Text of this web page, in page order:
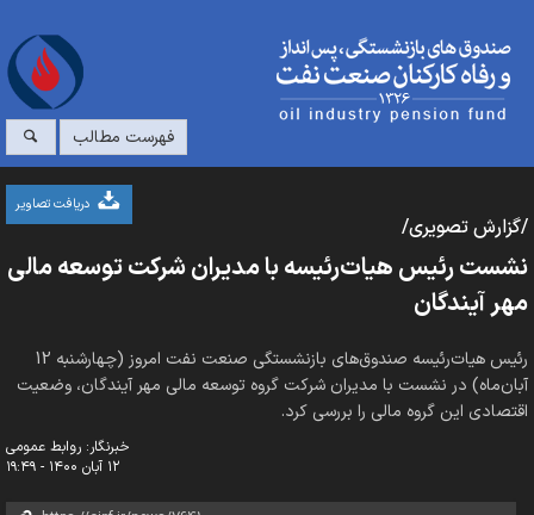
فهرست مطالب
دریافت تصاویر
/گزارش تصویری/
نشست رئیس هیات‌رئیسه با مدیران شرکت توسعه مالی
مهر آیندگان
رئیس هیات‌رئیسه صندوق‌های بازنشستگی صنعت نفت امروز (چهارشنبه 12
آبان‌ماه) در نشست با مدیران شرکت گروه توسعه مالی مهر آیندگان، وضعیت
اقتصادی این گروه مالی را بررسی کرد.
خبرنگار: روابط عمومی
۱۲ آبان ۱۴۰۰ - ۱۹:۴۹